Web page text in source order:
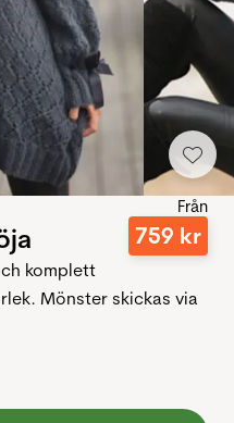
Från
759 kr
komplett
Mönster skickas via